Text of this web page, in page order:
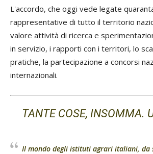
L'accordo, che oggi vede legate
rappresentative di tutto il territorio
valore attività di ricerca e
in servizio, i rapporti con i territori, lo
pratiche, la partecipazione a concorsi
internazionali.
TANTE COSE, INSOMMA.
Il mondo degli istituti agrari italiani, da